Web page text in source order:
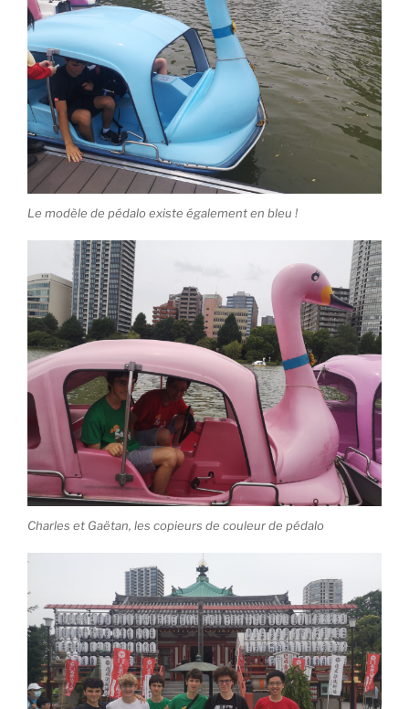
Le modèle de pédalo existe également en bleu !
Charles et Gaëtan, les copieurs de couleur de pédalo